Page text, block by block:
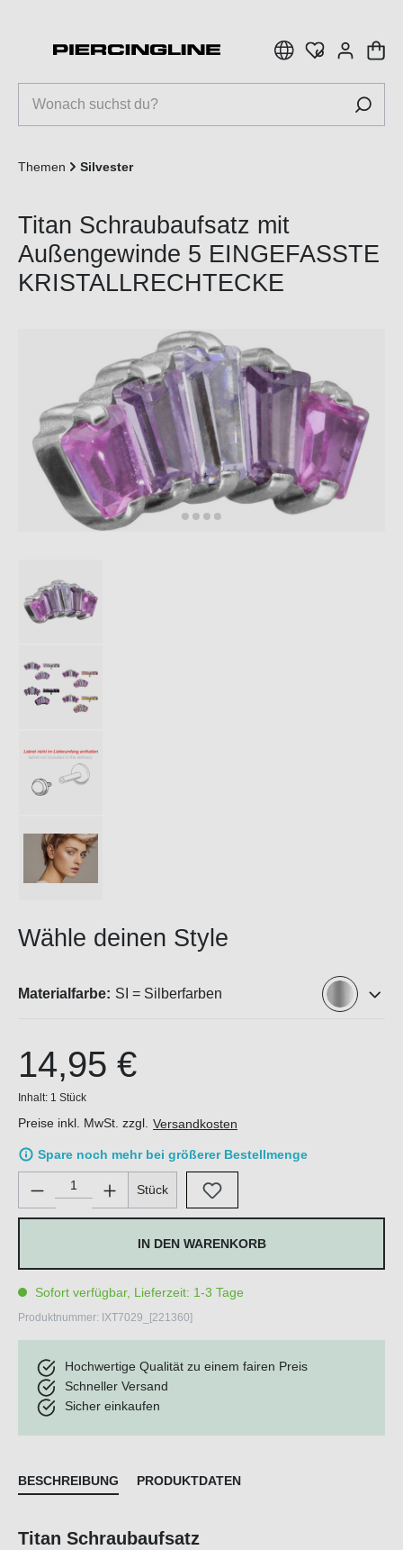
Themen Silvester
Titan Schraubaufsatz mit
Außengewinde 5 EINGEFASSTE
KRISTALLRECHTECKE
Wähle deinen Style
Materialfarbe: SI = Silberfarben
14,95 €
Inhalt: 1 Stück
Preise inkl. MwSt. zzgl. Versandkosten
Spare noch mehr bei größerer Bestellmenge
Produkt Anzahl: Gib den gewünschten Wert ein oder
Stück
IN DEN WARENKORB
Sofort verfügbar, Lieferzeit: 1-3 Tage
Produktnummer: IXT7029_[221360]
Hochwertige Qualität zu einem fairen Preis
Schneller Versand
Sicher einkaufen
BESCHREIBUNG PRODUKTDATEN
Titan Schraubaufsatz